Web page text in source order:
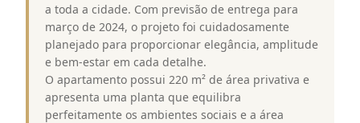
a toda a cidade. Com previsão de entrega para
março de 2024, o projeto foi cuidadosamente
planejado para proporcionar elegância, amplitude
e bem-estar em cada detalhe.
O apartamento possui 220 m² de área privativa e
apresenta uma planta que equilibra
perfeitamente os ambientes sociais e a área